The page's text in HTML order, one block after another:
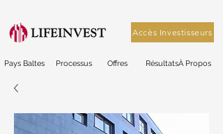
Accès Investisseurs
Processus
Pays Baltes Offres RésultatsÀ Propos